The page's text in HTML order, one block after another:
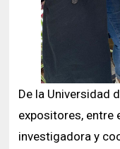
De la Universidad
expositores, entre
investigadora y